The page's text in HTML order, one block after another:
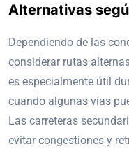
Alternativas
Dependiendo de las
considerar rutas
es especialmente útil
cuando algunas vías
Las carreteras
evitar congestiones y